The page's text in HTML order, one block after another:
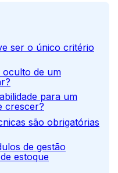
ser o único critério
oculto de um
para um
crescer?
são obrigatórias
de gestão
estoque